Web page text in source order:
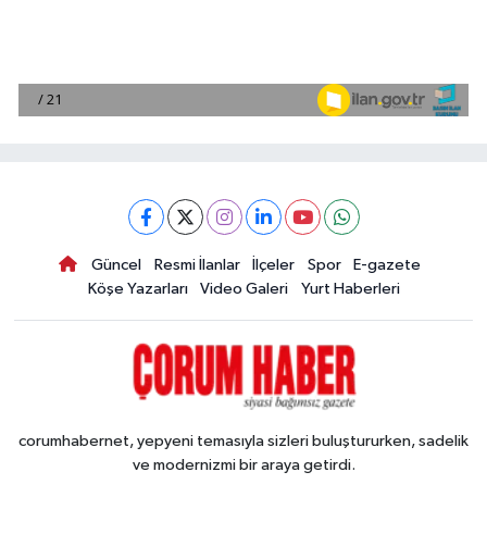
Güncel Resmi İlanlar İlçeler Spor
E-gazete
Köşe Yazarları
Video Galeri Yurt Haberleri
corumhabernet, yepyeni temasıyla sizleri buluştururken, sadelik
ve modernizmi bir araya getirdi.